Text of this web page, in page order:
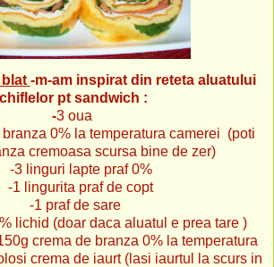
-m-am inspirat din reteta aluatului
chiflelor pt sandwich :
-3 oua
0% la temperatura camerei (poti
cremoasa scursa bine de zer)
-3 linguri lapte praf 0%
-1 lingurita praf de copt
-1 praf de sare
lichid (doar daca aluatul e prea tare )
crema de branza 0% la temperatura
crema de iaurt (lasi iaurtul la scurs in